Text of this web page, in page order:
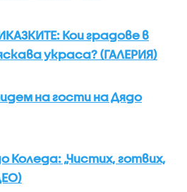
Кои градове в
украса? (ГАЛЕРИЯ)
на гости на Дядо
Коледа: „Чистих, готвих,